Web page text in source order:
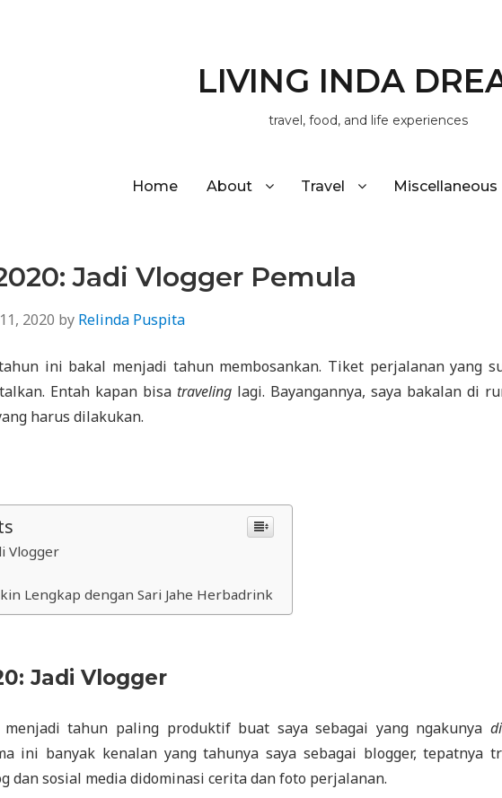
LIVING INDA
travel, food, and life experiences
Home About Travel Miscellaneous
Jadi Vlogger Pemula
2020 by Relinda Puspita
ini bakal menjadi tahun membosankan. Tiket perjalanan yang
Entah kapan bisa traveling lagi. Bayangannya, saya bakalan di
harus dilakukan.
Vlogger
Lengkap dengan Sari Jahe Herbadrink
Jadi Vlogger
tahun paling produktif buat saya sebagai yang ngakunya
ini banyak kenalan yang tahunya saya sebagai blogger, tepatnya
dan sosial media didominasi cerita dan foto perjalanan.